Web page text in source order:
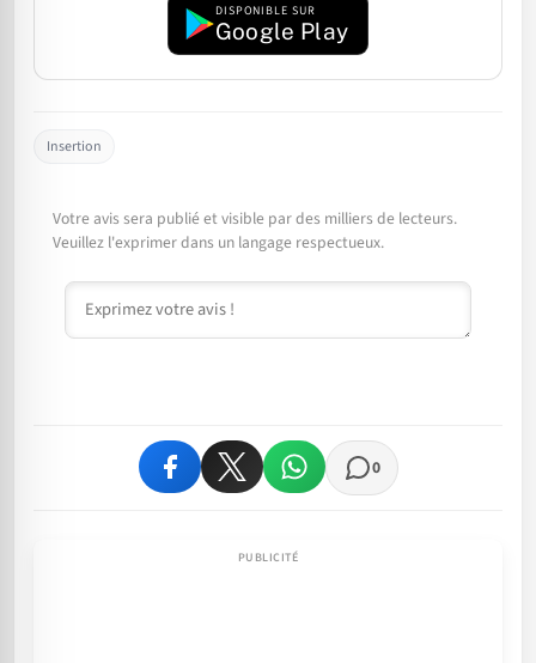
DISPONIBLE SUR
Google Play
Insertion
Votre avis sera publié et visible par des milliers de lecteurs.
Veuillez l'exprimer dans un langage respectueux.
Commentaire
0